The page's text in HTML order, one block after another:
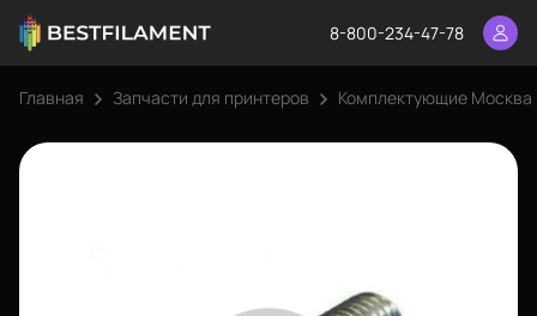
8-800-234-47-78
Главная Запчасти для принтеров Комплектующие Москва